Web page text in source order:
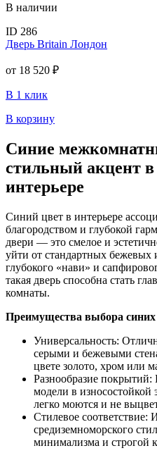
В наличии
ID 286
Дверь Britain Лондон
от 18 520 ₽
В 1 клик
В корзину
Синие
стильный акцент
интерьере
Синий цвет в интерьере
благородством и глубокой
двери — это смелое и
уйти от стандартных бежевых
глубокого «нави» и
такая дверь способна стать
комнаты.
Преимущества выбора синих
Универсальность:
серыми и бежевыми
цвете золото, хром или
Разнообразие покрытий:
модели в
легко моются и не
Стилевое соответствие:
средиземноморского
минимализма и строгой